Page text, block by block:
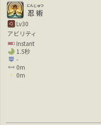
忍術
にんじゅつ
Lv30
アビリティ
Instant
1.5秒
-
0m
0m